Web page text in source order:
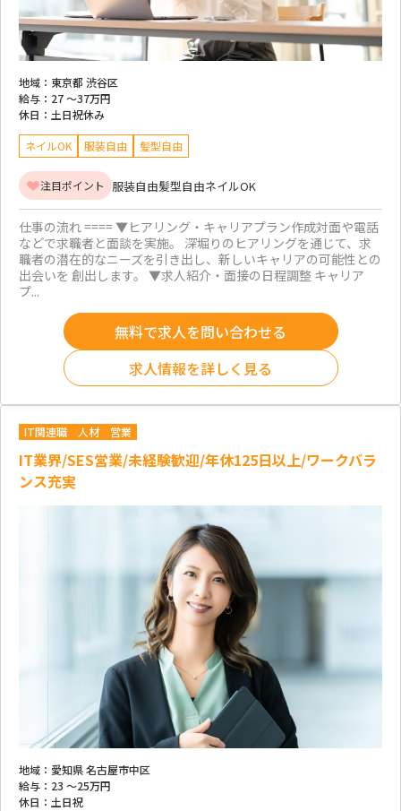
地域： 東京都 渋谷区
給与： 27 ～37万円
休日： 土日祝休み
ネイルOK 服装自由 髪型自由
注目ポイント 服装自由髪型自由ネイルOK
仕事の流れ ==== ▼ヒアリング・キャリアプラン作成対面や電話
などで求職者と面談を実施。 深堀りのヒアリングを通じて、求
職者の潜在的なニーズを引き出し、新しいキャリアの可能性との
出会いを 創出します。 ▼求人紹介・面接の日程調整 キャリア
プ...
無料で求人を問い合わせる
求人情報を詳しく見る
IT関連職 人材 営業
IT業界/SES営業/未経験歓迎/年休125日以上/ワークバラ
ンス充実
地域： 愛知県 名古屋市中区
給与： 23 ～25万円
休日： 土日祝